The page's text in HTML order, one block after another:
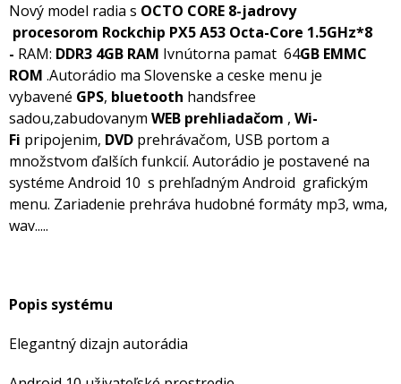
Nový model radia s OCTO CORE 8-jadrovy
procesorom Rockchip PX5 A53 Octa-Core 1.5GHz*8
- RAM: DDR3 4GB RAM Ivnútorna pamat 64GB EMMC
ROM .Autorádio ma Slovenske a ceske menu je
vybavené GPS, bluetooth handsfree
sadou,zabudovanym WEB prehliadačom , Wi-
Fi pripojenim, DVD prehrávačom, USB portom a
množstvom ďalších funkcií. Autorádio je postavené na
systéme Android 10 s prehľadným Android grafickým
menu. Zariadenie prehráva hudobné formáty mp3, wma,
wav.....
Popis systému
Elegantný dizajn autorádia